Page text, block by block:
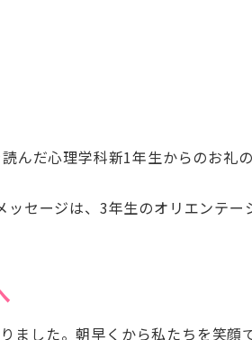
んだ心理学科新1年生からのお礼の
ッセージは、3年生のオリエンテー
ました。朝早くから私たちを笑顔